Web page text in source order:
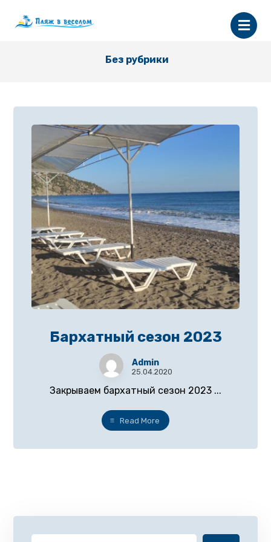
Без рубрики
Бархатный сезон 2023
Admin
25.04.2020
Закрываем бархатный сезон 2023 ...
Read More